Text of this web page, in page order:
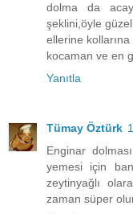
dolma da
şeklini,öyle
ellerine kollarına
kocaman ve en
Yanıtla
Tümay Öztürk
Enginar
yemesi için
zeytinyağlı
zaman süper